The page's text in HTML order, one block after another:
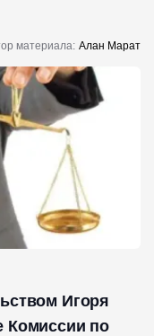
материала: Алан Марат
Игоря
Комиссии по